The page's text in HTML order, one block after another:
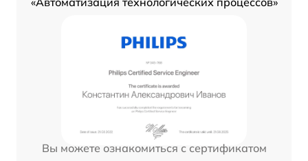
Вы можете ознакомиться с сертификатом